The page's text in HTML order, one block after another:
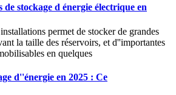
de stockage d énergie électrique en
permet de stocker de grandes
la taille des réservoirs, et d''importantes
en quelques
d''énergie en 2025 : Ce